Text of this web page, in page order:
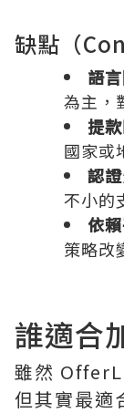
缺點（
語
為主，
提
國家或
認
不小的
依
策略改
誰適合
雖然
但其實最適